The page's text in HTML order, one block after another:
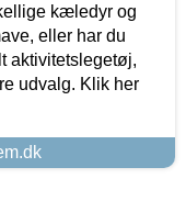
kæledyr og
eller har du
aktivitetslegetøj,
udvalg. Klik her